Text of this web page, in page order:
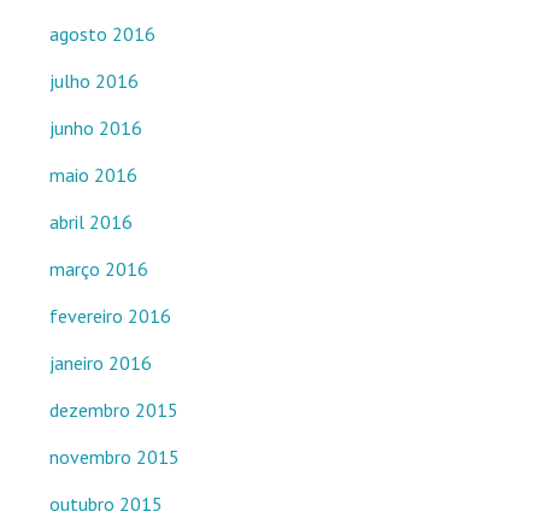
agosto 2016
julho 2016
junho 2016
maio 2016
abril 2016
março 2016
fevereiro 2016
janeiro 2016
dezembro 2015
novembro 2015
outubro 2015